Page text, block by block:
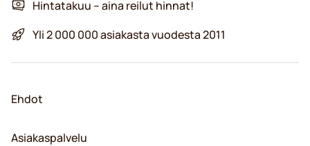
Hintatakuu – aina reilut hinnat!
Yli 2 000 000 asiakasta vuodesta 2011
Ehdot
Asiakaspalvelu